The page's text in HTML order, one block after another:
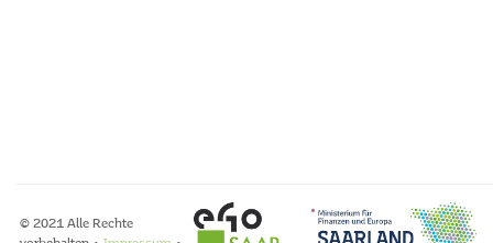
© 2021 Alle Rechte